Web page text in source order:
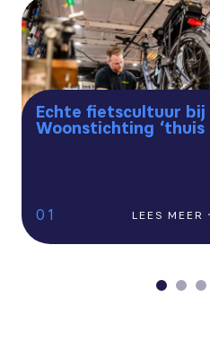
Echte fietscultuur bij
Woonstichting ‘thuis
1 LEES MEER